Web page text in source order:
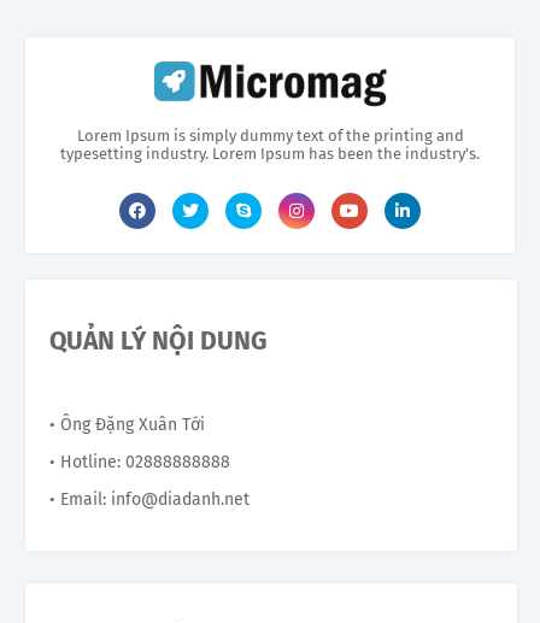
Lorem Ipsum is simply dummy text of the printing and
typesetting industry. Lorem Ipsum has been the industry's.
QUẢN LÝ NỘI DUNG
• Ông Đặng Xuân Tới
• Hotline: 02888888888
• Email: info@diadanh.net